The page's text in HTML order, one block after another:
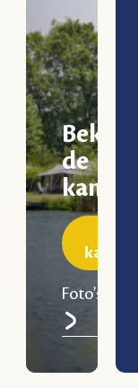
Bekijk
de
Foto's